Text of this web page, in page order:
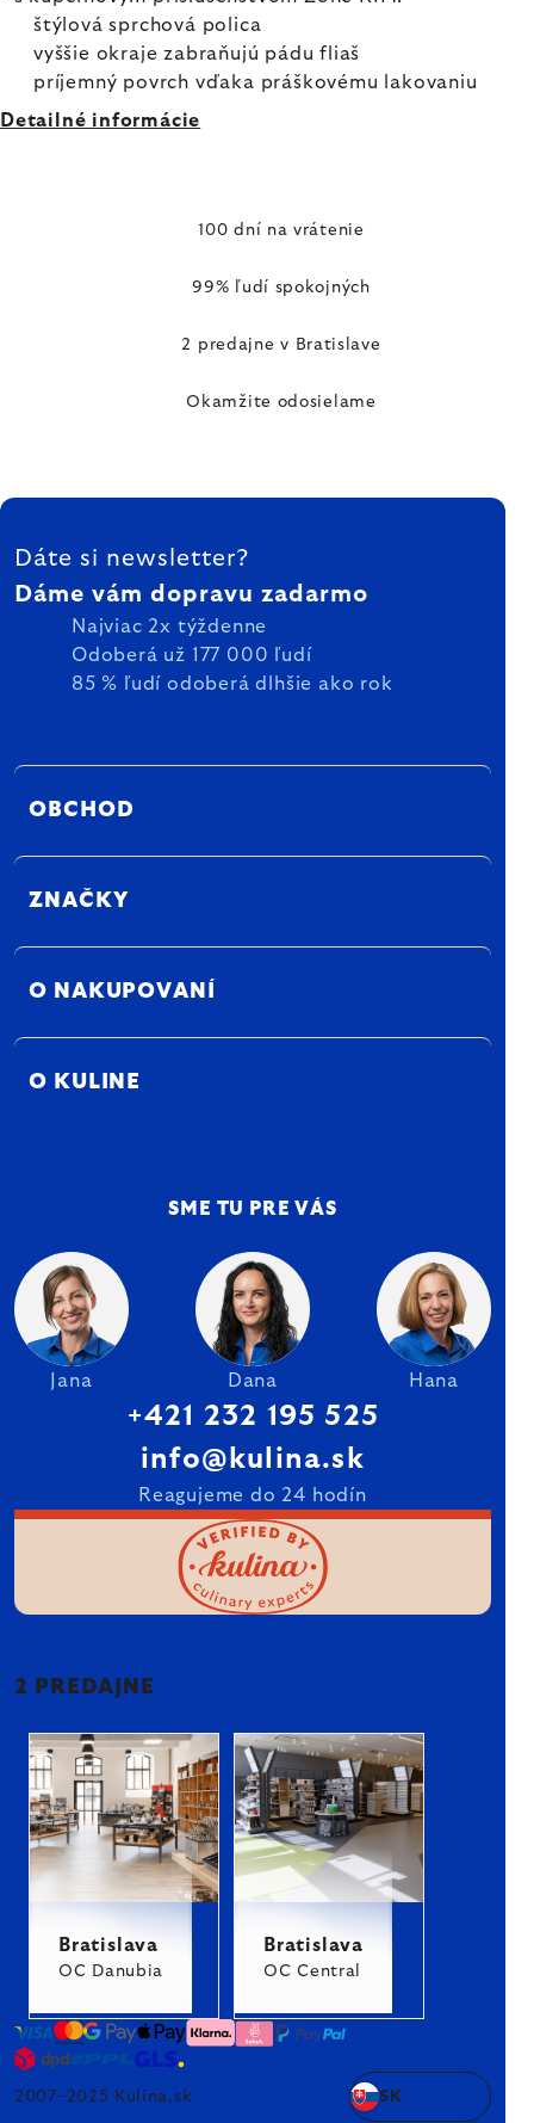
štýlová sprchová polica
vyššie okraje zabraňujú pádu fliaš
príjemný povrch vďaka práškovému lakovaniu
Detailné informácie
100 dní na vrátenie
99% ľudí spokojných
2 predajne v Bratislave
Okamžite odosielame
ZÁPÄTIE
Dáte si newsletter?
Dáme vám dopravu zadarmo
Najviac 2x týždenne
Odoberá už 177 000 ľudí
85 % ľudí odoberá dlhšie ako rok
OBCHOD
ZNAČKY
O NAKUPOVANÍ
O KULINE
SME TU PRE VÁS
Jana Dana Hana
+421 232 195 525
info@kulina.sk
Reagujeme do 24 hodín
2 PREDAJNE
Bratislava
OC Danubia
Bratislava
OC Central
2007–2025 Kulina.sk SK